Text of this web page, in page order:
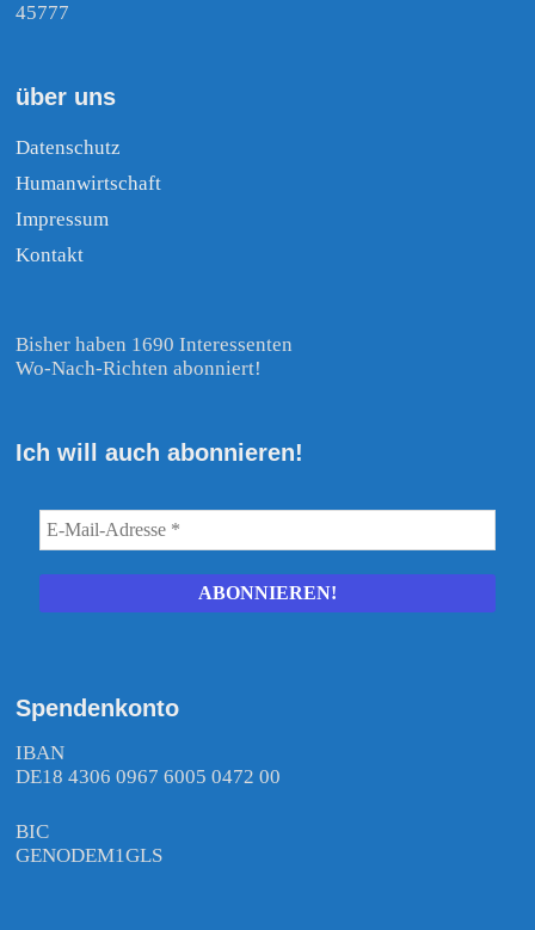
45777
über uns
Datenschutz
Humanwirtschaft
Impressum
Kontakt
Bisher haben 1690 Interessenten
Wo-Nach-Richten abonniert!
Ich will auch abonnieren!
Spendenkonto
IBAN
DE18 4306 0967 6005 0472 00
BIC
GENODEM1GLS